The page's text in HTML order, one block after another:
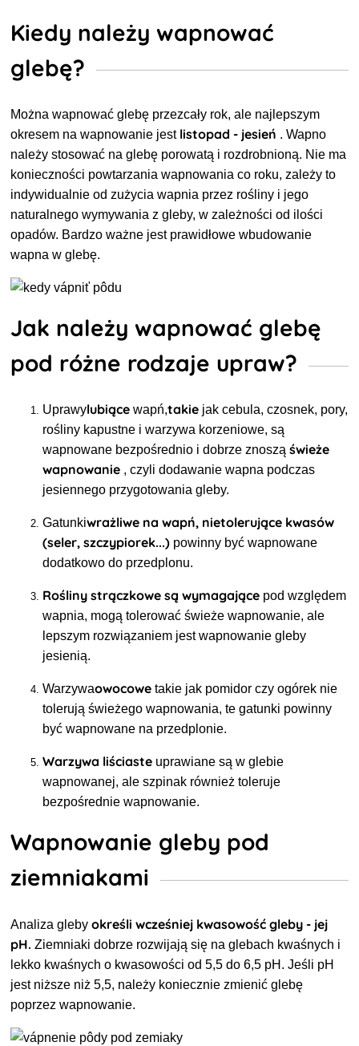
Kiedy należy wapnować
glebę?
Można wapnować glebę przezcały rok, ale najlepszym
okresem na wapnowanie jest listopad - jesień . Wapno
należy stosować na glebę porowatą i rozdrobnioną. Nie ma
konieczności powtarzania wapnowania co roku, zależy to
indywidualnie od zużycia wapnia przez rośliny i jego
naturalnego wymywania z gleby, w zależności od ilości
opadów. Bardzo ważne jest prawidłowe wbudowanie
wapna w glebę.
Jak należy wapnować glebę
pod różne rodzaje upraw?
Uprawylubiące wapń,takie jak cebula, czosnek, pory,
rośliny kapustne i warzywa korzeniowe, są
wapnowane bezpośrednio i dobrze znoszą świeże
wapnowanie , czyli dodawanie wapna podczas
jesiennego przygotowania gleby.
Gatunkiwrażliwe na wapń, nietolerujące kwasów
(seler, szczypiorek...) powinny być wapnowane
dodatkowo do przedplonu.
Rośliny strączkowe są wymagające pod względem
wapnia, mogą tolerować świeże wapnowanie, ale
lepszym rozwiązaniem jest wapnowanie gleby
jesienią.
Warzywaowocowe takie jak pomidor czy ogórek nie
tolerują świeżego wapnowania, te gatunki powinny
być wapnowane na przedplonie.
Warzywa liściaste uprawiane są w glebie
wapnowanej, ale szpinak również toleruje
bezpośrednie wapnowanie.
Wapnowanie gleby pod
ziemniakami
Analiza gleby określi wcześniej kwasowość gleby - jej
pH.Ziemniaki dobrze rozwijają się na glebach kwaśnych i
lekko kwaśnych o kwasowości od 5,5 do 6,5 pH. Jeśli pH
jest niższe niż 5,5, należy koniecznie zmienić glebę
poprzez wapnowanie.